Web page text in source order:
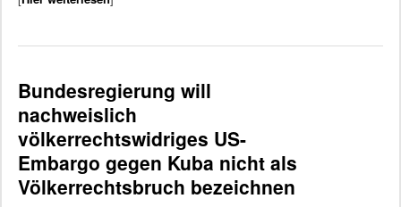
Bundesregierung will
nachweislich
völkerrechtswidriges US-
Embargo gegen Kuba nicht als
Völkerrechtsbruch bezeichnen